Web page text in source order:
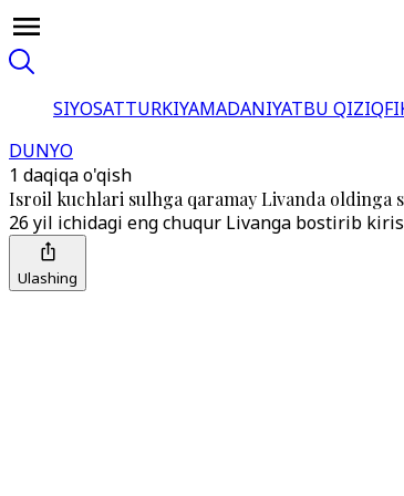
SIYOSATTURKIYAMADANIYATBU QIZIQ
DUNYO
1 daqiqa o'qish
Isroil kuchlari sulhga qaramay Livanda oldinga
26 yil ichidagi eng chuqur Livanga bostirib
Ulashing